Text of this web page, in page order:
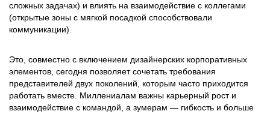
сложных задачах) и влиять на взаимодействие с коллегами
(открытые зоны с мягкой посадкой способствовали
коммуникации).
Это, совместно с включением дизайнерских корпоративных
элементов, сегодня позволяет сочетать требования
представителей двух поколений, которым часто приходится
работать вместе. Миллениалам важны карьерный рост и
взаимодействие с командой, а зумерам — гибкость и больше